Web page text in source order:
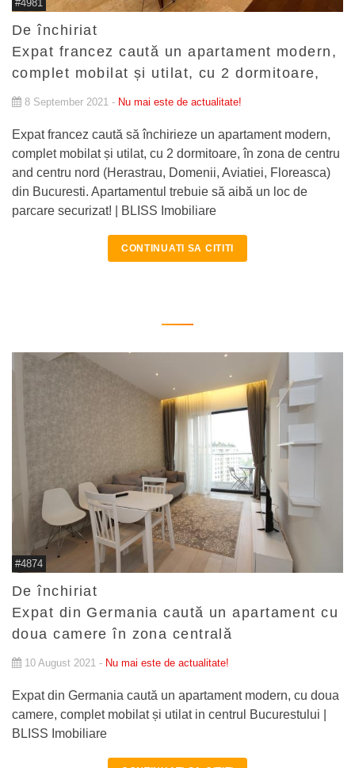
#4981
De închiriat
Expat francez caută un apartament modern,
complet mobilat și utilat, cu 2 dormitoare,
8 September 2021 - Nu mai este de actualitate!
Expat francez caută să închirieze un apartament modern,
complet mobilat și utilat, cu 2 dormitoare, în zona de centru
and centru nord (Herastrau, Domenii, Aviatiei, Floreasca)
din Bucuresti. Apartamentul trebuie să aibă un loc de
parcare securizat! | BLISS Imobiliare
CONTINUATI SA CITITI
#4874
De închiriat
Expat din Germania caută un apartament cu
doua camere în zona centrală
10 August 2021 - Nu mai este de actualitate!
Expat din Germania caută un apartament modern, cu doua
camere, complet mobilat și utilat in centrul Bucurestului |
BLISS Imobiliare